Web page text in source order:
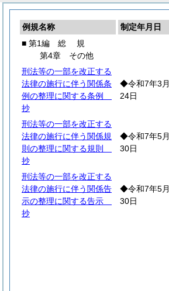
例規名称 制定年月日
■ 第1編 総 規
第4章 その他
刑法等の一部を改正する
法律の施行に伴う関係条
例の整理に関する条例
抄
◆令和7年3月
24日
刑法等の一部を改正する
法律の施行に伴う関係規
則の整理に関する規則
抄
◆令和7年5月
30日
刑法等の一部を改正する
法律の施行に伴う関係告
示の整理に関する告示
抄
◆令和7年5月
30日